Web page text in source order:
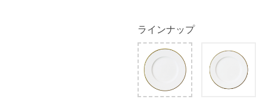
ラインナップ